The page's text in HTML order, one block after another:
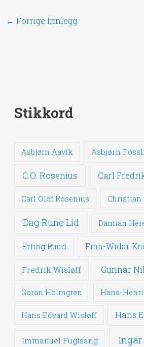
← Forrige Innlegg
Stikkord
Asbjørn Aavik Asbjørn
C.O. Rosenius Carl
Carl Olof Rosenius Christian
Dag Rune Lid Damian
Erling Ruud Finn-Widar
Fredrik Wisløff Gunnar
Göran Holmgren Hans-
Hans Edvard Wisløff Hans
Immanuel Fuglsang Ingar